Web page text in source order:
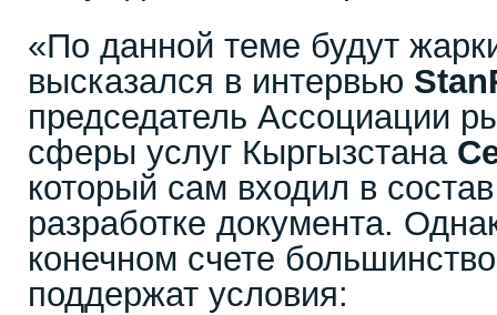
«По данной теме будут
высказался в интервью
председатель Ассоциации
сферы услуг Кыргызстана
который сам входил в
разработке документа.
конечном счете
поддержат условия: